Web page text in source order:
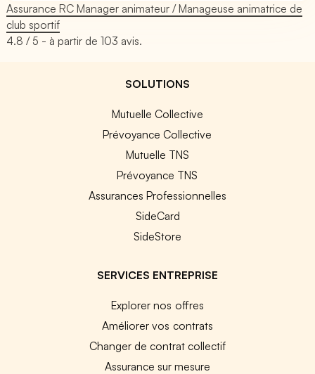
Assurance RC Manager animateur / Manageuse animatrice de
club sportif
4.8 / 5 - à partir de103 avis.
SOLUTIONS
Mutuelle Collective
Prévoyance Collective
Mutuelle TNS
Prévoyance TNS
Assurances Professionnelles
SideCard
SideStore
SERVICES ENTREPRISE
Explorer nos offres
Améliorer vos contrats
Changer de contrat collectif
Assurance sur mesure